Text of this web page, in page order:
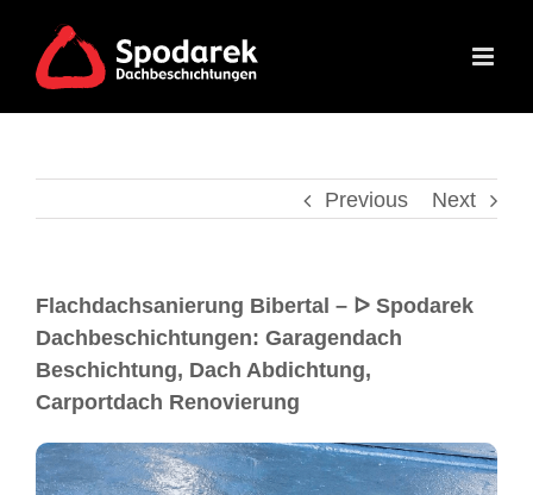
Previous Next
Flachdachsanierung Bibertal – ᐅ Spodarek
Dachbeschichtungen: Garagendach
Beschichtung, Dach Abdichtung,
Carportdach Renovierung